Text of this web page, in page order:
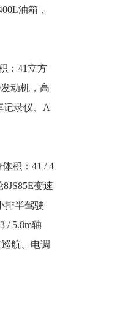
油箱，
：41立方
动机，高
记录仪、A
积：41 / 4
变速
排半驾驶
/ 5.8m轴
航、电调